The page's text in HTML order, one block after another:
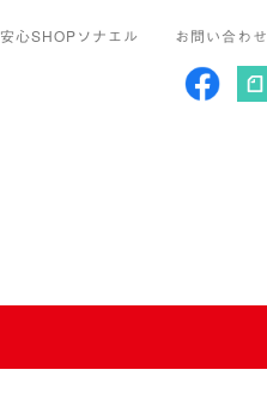
安心SHOPソナエル お問い合わせ